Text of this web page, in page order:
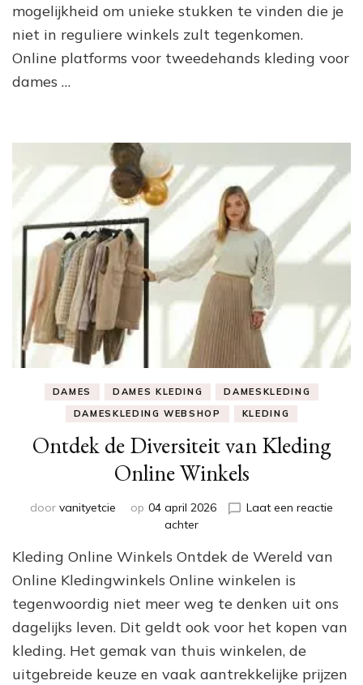
mogelijkheid om unieke stukken te vinden die je
niet in reguliere winkels zult tegenkomen.
Online platforms voor tweedehands kleding voor
dames …
DAMES DAMES KLEDING
DAMESKLEDING
DAMESKLEDING WEBSHOP
KLEDING
Ontdek de Diversiteit van Kleding
Online Winkels
door vanityetcie op 04 april 2026
Laat een reactie
achterop
de
Diversiteit
Kleding
Online
Winkels
Kleding Online Winkels Ontdek de Wereld van
Online Kledingwinkels Online winkelen is
tegenwoordig niet meer weg te denken uit ons
dagelijks leven. Dit geldt ook voor het kopen van
kleding. Het gemak van thuis winkelen, de
uitgebreide keuze en vaak aantrekkelijke prijzen